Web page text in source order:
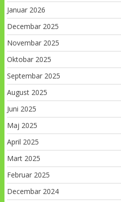
Januar 2026
Decembar 2025
Novembar 2025
Oktobar 2025
Septembar 2025
August 2025
Juni 2025
Maj 2025
April 2025
Mart 2025
Februar 2025
Decembar 2024